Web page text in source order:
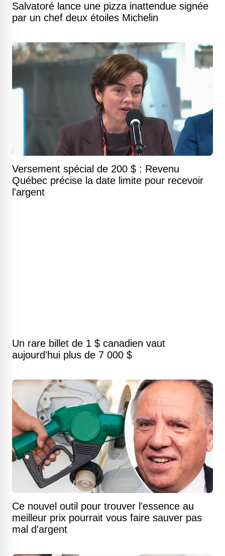
Salvatoré lance une pizza inattendue signée
par un chef deux étoiles Michelin
Versement spécial de 200 $ : Revenu
Québec précise la date limite pour recevoir
l'argent
Un rare billet de 1 $ canadien vaut
aujourd'hui plus de 7 000 $
Ce nouvel outil pour trouver l'essence au
meilleur prix pourrait vous faire sauver pas
mal d'argent